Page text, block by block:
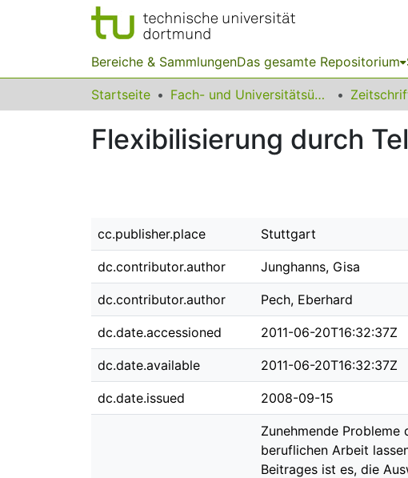
Bereiche & SammlungenDas gesamte Repositorium
Startseite Fach- und Universitätsübergreifendes
Flexibilisierung durch
cc.publisher.place Stuttgart
dc.contributor.author Junghanns, Gisa
dc.contributor.author Pech, Eberhard
dc.date.accessioned 2011-06-20T16:32:37Z
dc.date.available 2011-06-20T16:32:37Z
dc.date.issued 2008-09-15
Zunehmende
beruflichen Arbeit
Beitrages ist es, die